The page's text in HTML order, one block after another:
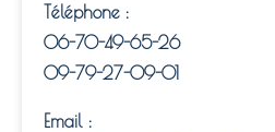
Téléphone :
06-70-49-65-26
09-79-27-09-01
Email :